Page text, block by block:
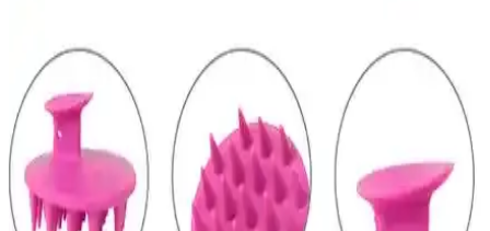
Rahatlatıcı Jeller ve Kullanım İpuçları
Ciltteki kaşıntı ve tahrişi hafifletmek için kullanılan rahatlatıcı jellerin
içerikleri, kullanım ipuçları ve dikkat edilmesi gerekenler hakkında
güncel bilgiler.
Ata Home Yumuşak Silikon Uçlu Saç Derisi Masaj
Tarağı İnceleme ve Kullanım Analizi